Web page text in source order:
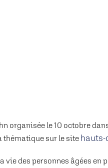
organisée le 10 octobre
thématique sur le site hauts-
des personnes âgées en